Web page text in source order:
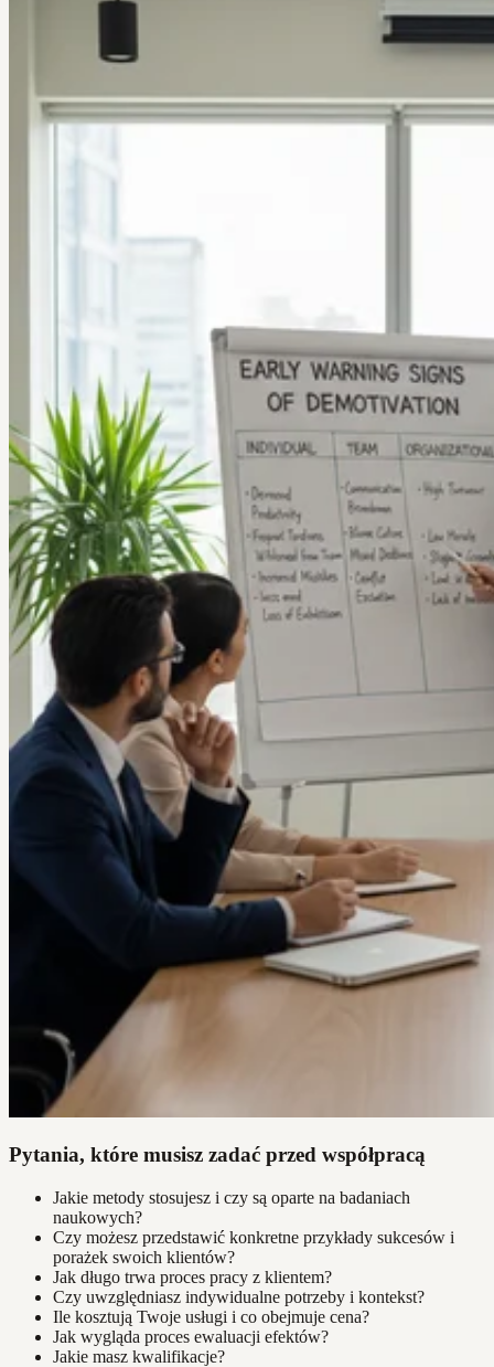
Pytania, które musisz zadać przed współpracą
Jakie metody stosujesz i czy są oparte na badaniach
naukowych?
Czy możesz przedstawić konkretne przykłady sukcesów i
porażek swoich klientów?
Jak długo trwa proces pracy z klientem?
Czy uwzględniasz indywidualne potrzeby i kontekst?
Ile kosztują Twoje usługi i co obejmuje cena?
Jak wygląda proces ewaluacji efektów?
Jakie masz kwalifikacje?